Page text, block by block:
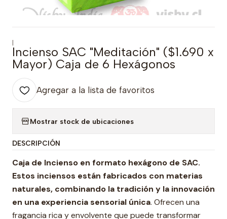
|
Incienso SAC "Meditación" ($1.690 x
Mayor) Caja de 6 Hexágonos
Agregar a la lista de favoritos
Mostrar stock de ubicaciones
DESCRIPCIÓN
Caja de Incienso en formato hexágono de SAC.
Estos inciensos están fabricados con materias
naturales, combinando la tradición y la innovación
en una experiencia sensorial única. Ofrecen una
fragancia rica y envolvente que puede transformar